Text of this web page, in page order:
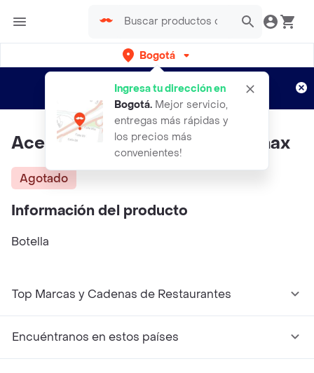
Bogotá
Ingresa tu dirección en
Bogotá. Mejor servicio,
entregas más rápidas y
los precios más
convenientes!
envíos gratis por semanas
Aplican TyC
Aceite Oliva Extravirgen Euromax
Agotado
Información del producto
Botella
Top Marcas y Cadenas de Restaurantes
Encuéntranos en estos países